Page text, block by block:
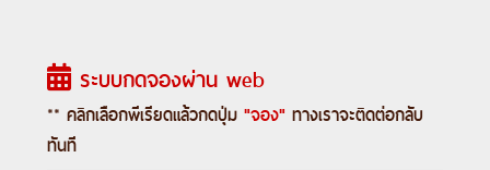
ระบบกดจองผ่าน web
** คลิกเลือกพีเรียดแล้วกดปุ่ม "จอง" ทางเราจะติดต่อกลับ
ทันที